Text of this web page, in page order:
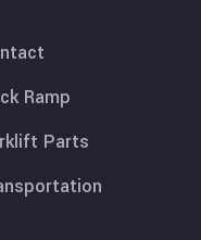
Ramp
Parts